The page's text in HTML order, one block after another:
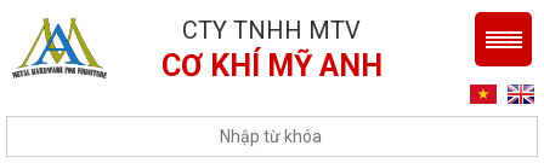
CTY TNHH MTV
CƠ KHÍ MỸ ANH